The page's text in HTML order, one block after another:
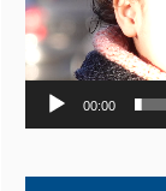
video
00:00